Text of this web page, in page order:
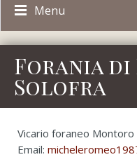
Menu
Forania
Solofra
Vicario foraneo Montoro
Email: